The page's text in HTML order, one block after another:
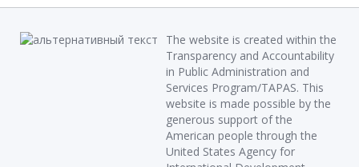
The website is created within the
Transparency and Accountability
in Public Administration and
Services Program/TAPAS. This
website is made possible by the
generous support of the
American people through the
United States Agency for